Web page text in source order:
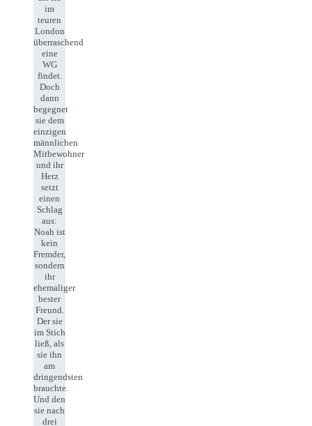
im
teuren
London
überraschend
eine
WG
findet.
Doch
dann
begegnet
sie dem
einzigen
männlichen
Mitbewohner
und ihr
Herz
setzt
einen
Schlag
aus:
Noah ist
kein
Fremder,
sondern
ihr
ehemaliger
bester
Freund.
Der sie
im Stich
ließ, als
sie ihn
am
dringendsten
brauchte.
Und den
sie nach
drei